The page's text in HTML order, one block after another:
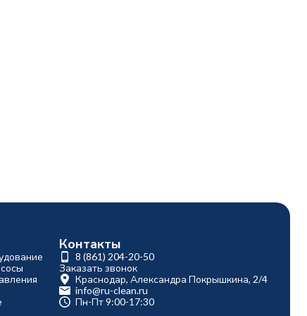
Контакты
8 (861) 204-20-50
Заказать звонок
Краснодар, Александра Покрышкина, 2/4
info@ru-clean.ru
Пн-Пт 9:00-17:30